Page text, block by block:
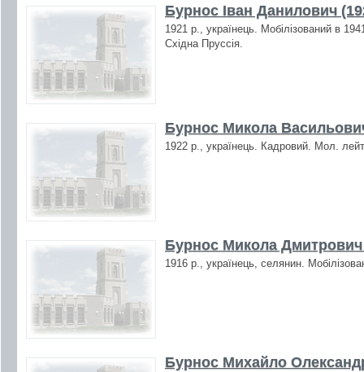
Бурнос Іван Данилович
1921 р., українець. Мобілізований в
Східна Пруссія.
Бурнос Микола
1922 р., українець. Кадровий. Мол.
Бурнос Микола Дмитрович
1916 р., українець, селянин.
Бурнос Михайло